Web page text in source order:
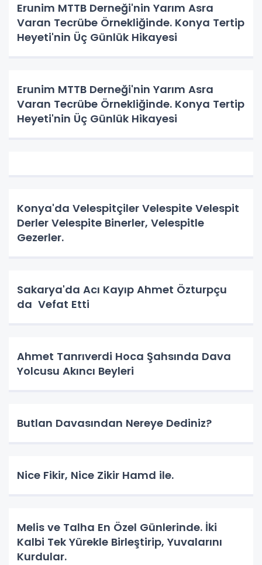
Erunim MTTB Derneği'nin Yarım Asra
Varan Tecrübe Örnekliğinde. Konya Tertip
Heyeti'nin Üç Günlük Hikayesi
Erunim MTTB Derneği'nin Yarım Asra
Varan Tecrübe Örnekliğinde. Konya Tertip
Heyeti'nin Üç Günlük Hikayesi
Konya'da Velespitçiler Velespite Velespit
Derler Velespite Binerler, Velespitle
Gezerler.
Sakarya'da Acı Kayıp Ahmet Özturpçu
da Vefat Etti
Ahmet Tanrıverdi Hoca Şahsında Dava
Yolcusu Akıncı Beyleri
Butlan Davasından Nereye Dediniz?
Nice Fikir, Nice Zikir Hamd ile.
Melis ve Talha En Özel Günlerinde. İki
Kalbi Tek Yürekle Birleştirip, Yuvalarını
Kurdular.